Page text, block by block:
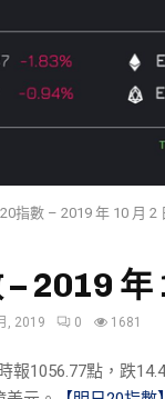
指數 – 2019 年 10 月 2
2019
, 2019 0 1681
報1056.77點，跌